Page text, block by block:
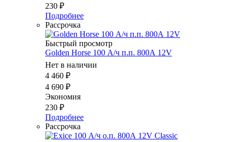
230 ₽
Подробнее
Рассрочка
Быстрый просмотр
Golden Horse 100 А/ч п.п. 800А 12V
Нет в наличии
4 460 ₽
4 690 ₽
Экономия
230 ₽
Подробнее
Рассрочка